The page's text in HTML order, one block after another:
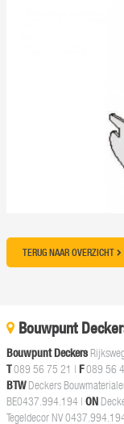
TERUG NAAR OVERZICHT
Bouwpunt
Bouwpunt Deckers
T089 56 75 21 | F089 56
BTWDeckers
BE0437.994.194 | ON
Tegeldecor NV